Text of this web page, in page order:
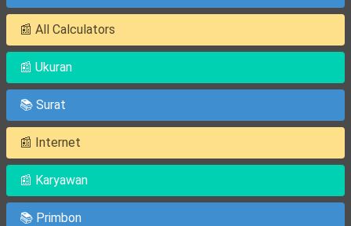
📰 All Calculators
📰 Ukuran
📚 Surat
📰 Internet
📰 Karyawan
📚 Primbon